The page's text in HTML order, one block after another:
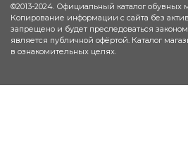
©2013-2024. Официальный каталог обувных
Копирование информации с сайта без
запрещено и будет преследоваться
является публичной офёртой. Каталог
в ознакомительных целях.